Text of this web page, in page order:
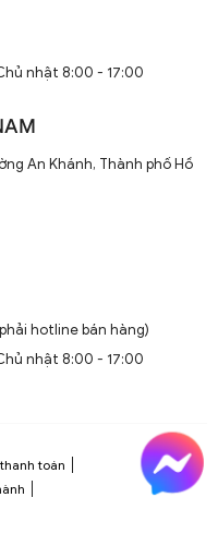
chỉ là thiết bị làm mát
tiên tiến như điều khiển
Động
cánh dài
thân quạt. Các cánh quạt
gỗ, kim loại hoặc
và hiệu suất.
quạt, tạo ra dòng không
phòng.
nhật 8:00 - 17:00
An Khánh, Thành phố Hồ
hotline bán hàng)
nhật 8:00 - 17:00
toán